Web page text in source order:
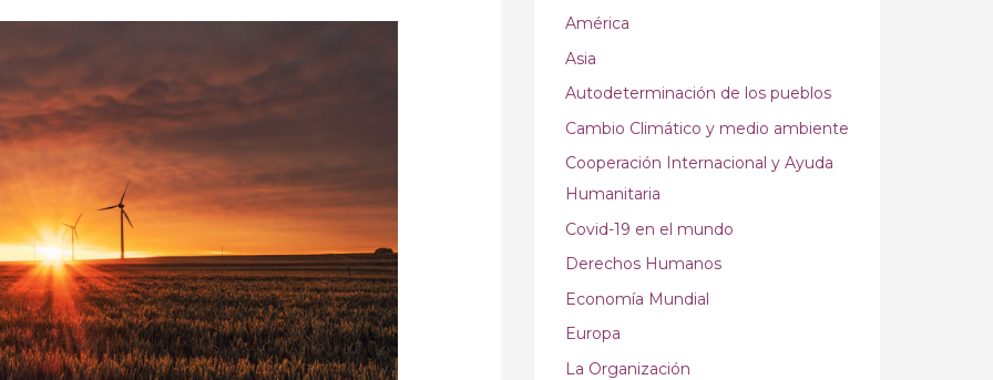
América
Asia
Autodeterminación de los pueblos
Cambio Climático y medio ambiente
Cooperación Internacional y Ayuda
Humanitaria
Covid-19 en el mundo
Derechos Humanos
Economía Mundial
Europa
La Organización